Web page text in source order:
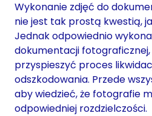
Wykonanie zdjęć do
nie jest tak prostą kwestią,
Jednak odpowiednio
dokumentacji
przyspieszyć proces
odszkodowania. Przede
aby wiedzieć, że fotografie
odpowiedniej rozdzielczości.